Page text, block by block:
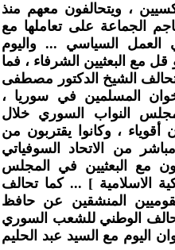
، ويتحالفون معهم منذ
الجماعة على تعاملها مع
العمل السياسي ... واليوم
مع البعثيين الشرفاء ، فما
الشيخ الدكتور مصطفى
المسلمين في سوريا ،
النواب السوري خلال
أقوياء ، وكانوا يقتربون من
من الاتحاد السوفياتي
مع البعثيين في المجلس
الاسلامية ] ... كما تحالف
المنشقين عن حافظ
أنشأوا التحالف الوطني للشعب السوري
اليوم مع السيد عبد الحليم